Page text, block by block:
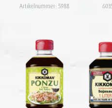
Artikelnummer: 5988